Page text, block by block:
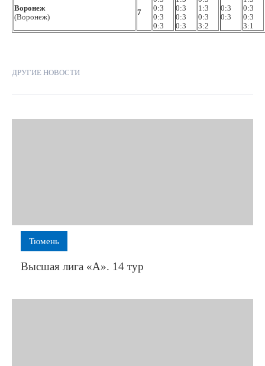
Воронеж
(Воронеж)
7
0:3
0:3
0:3
0:3
0:3
0:3
1:3
0:3
3:2
0:3
0:3
0:3
0:3
3:1
ДРУГИЕ НОВОСТИ
Тюмень
Высшая лига «А». 14 тур